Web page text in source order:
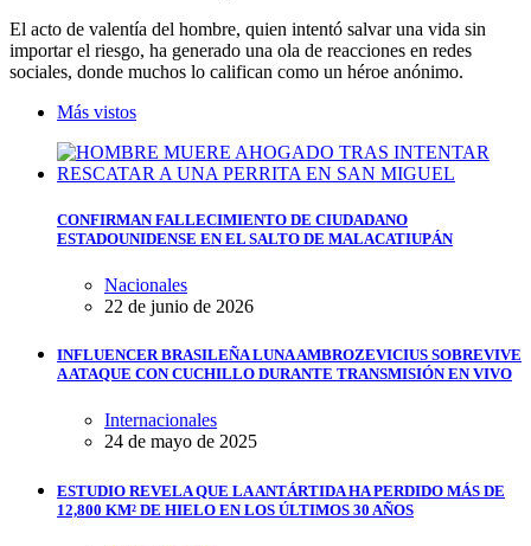
El acto de valentía del hombre, quien intentó salvar una vida sin
importar el riesgo, ha generado una ola de reacciones en redes
sociales, donde muchos lo califican como un héroe anónimo.
Más vistos
CONFIRMAN FALLECIMIENTO DE CIUDADANO
ESTADOUNIDENSE EN EL SALTO DE MALACATIUPÁN
Nacionales
22 de junio de 2026
INFLUENCER BRASILEÑA LUNA AMBROZEVICIUS SOBREVIVE
A ATAQUE CON CUCHILLO DURANTE TRANSMISIÓN EN VIVO
Internacionales
24 de mayo de 2025
ESTUDIO REVELA QUE LA ANTÁRTIDA HA PERDIDO MÁS DE
12,800 KM² DE HIELO EN LOS ÚLTIMOS 30 AÑOS